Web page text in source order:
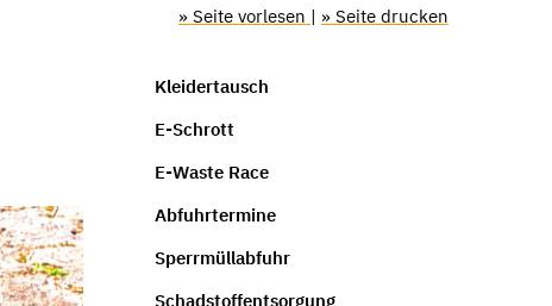
» Seite vorlesen | » Seite drucken
Kleidertausch
E-Schrott
E-Waste Race
Abfuhrtermine
Sperrmüllabfuhr
Schadstoffentsorgung